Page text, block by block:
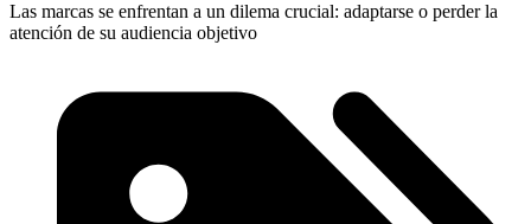
Las marcas se enfrentan a un dilema crucial: adaptarse o perder la
atención de su audiencia objetivo